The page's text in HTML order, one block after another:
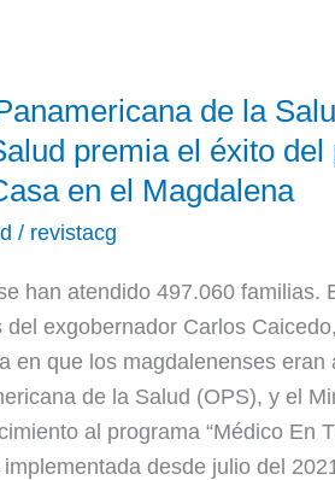
de la
premia el éxito del
en el Magdalena
/ revistacg
han atendido 497.060 familias.
del exgobernador Carlos
en que los magdalenenses eran
de la Salud (OPS), y el
al programa “Médico En
desde julio del